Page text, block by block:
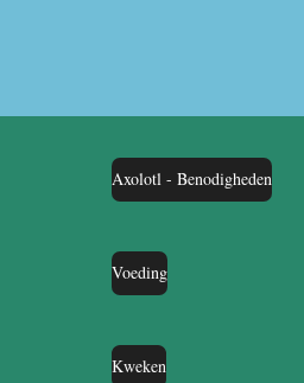
Axolotl - Benodigheden
Voeding
Kweken